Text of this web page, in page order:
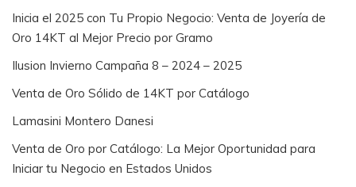
Inicia el 2025 con Tu Propio Negocio: Venta de Joyería de
Oro 14KT al Mejor Precio por Gramo
Ilusion Invierno Campaña 8 – 2024 – 2025
Venta de Oro Sólido de 14KT por Catálogo
Lamasini Montero Danesi
Venta de Oro por Catálogo: La Mejor Oportunidad para
Iniciar tu Negocio en Estados Unidos